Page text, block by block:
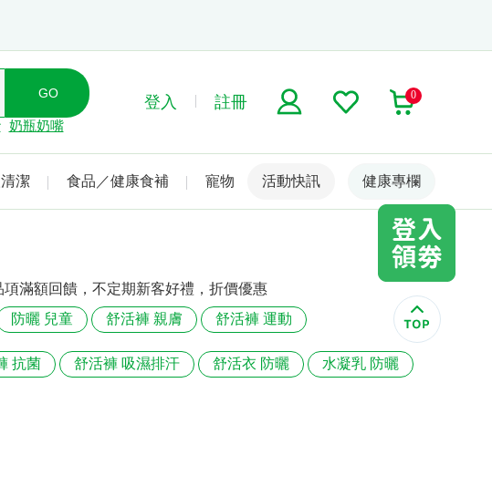
奶瓶奶嘴
登入 註冊 0
潔 食品／健康食補 寵物 名人嚴選
活動快訊 健康專欄
滿額回饋，不定期新客好禮，折價優惠
防曬 兒童 舒活褲 親膚 舒活褲 運動
抗菌 舒活褲 吸濕排汗 舒活衣 防曬 水凝乳 防曬